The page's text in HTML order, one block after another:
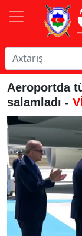
Aeroportda
salamladı -